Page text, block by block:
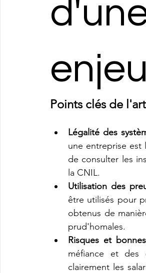
Points clés de
Légalité des
une entreprise est
de consulter les
la CNIL.
Utilisation des
être utilisés pour
obtenus de
prud'homales.
Risques et
méfiance et des
clairement les